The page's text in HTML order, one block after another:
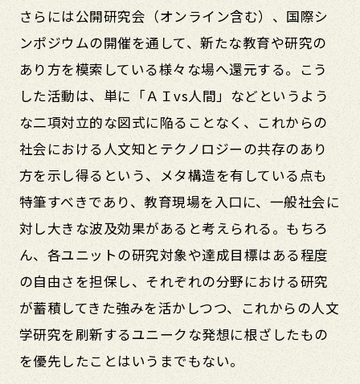
さらには公開研究会（オンライン含む）、国際シ
ンポジウムの開催を通して、新たな教育や研究の
あり方を模索している様々な場へ還元する。こう
した活動は、単に「ＡＩvs人間」などというよう
な二項対立的な図式に陥ることなく、これからの
社会における人文知とテクノロジーの共存のあり
方を示し得るという、メタ構造を有している点も
特筆すべきであり、教育現場を入口に、一般社会に
対し大きな波及効果があると考えられる。もちろ
ん、各ユニットの研究対象や達成目標はある程度
の自由さを担保し、それぞれの分野における研究
が蓄積してきた強みを活かしつつ、これからの人文
学研究を刷新するユニークな発想に根ざしたもの
を優先したことはいうまでもない。